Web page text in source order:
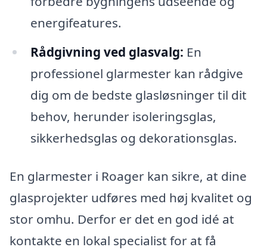
energifeatures.
Rådgivning ved glasvalg: En
professionel glarmester kan rådgive
dig om de bedste glasløsninger til dit
behov, herunder isoleringsglas,
sikkerhedsglas og dekorationsglas.
En glarmester i Roager kan sikre, at dine
glasprojekter udføres med høj kvalitet og
stor omhu. Derfor er det en god idé at
kontakte en lokal specialist for at få